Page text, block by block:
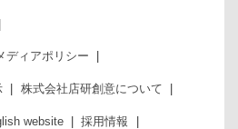
ディアポリシー
株式会社店研創意について
website 採用情報